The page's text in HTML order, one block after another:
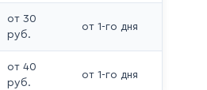
от 30
руб.
от 1-го дня
от 40
руб.
от 1-го дня